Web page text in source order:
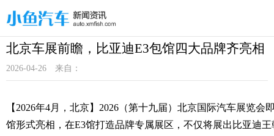
北京车展前瞻，比亚迪E3包馆四大品牌齐亮相
2026-04-26 来自：
【2026年4月，北京】2026（第十九届）北京国际汽车展览
馆形式亮相，在E3馆打造品牌专属展区，不仅将展出比亚迪